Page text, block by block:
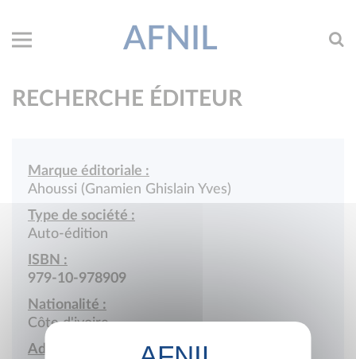
AFNIL
RECHERCHE ÉDITEUR
Marque éditoriale :
Ahoussi (Gnamien Ghislain Yves)
Type de société :
Auto-édition
ISBN :
979-10-978909
Nationalité :
Côte d'ivoire
Adresse :